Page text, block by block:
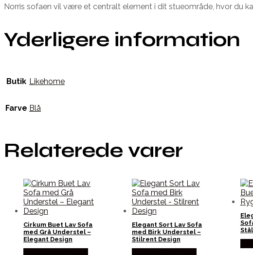
Norris sofaen vil være et centralt element i dit stueområde, hvor du
Yderligere information
Butik Likehome
Farve Blå
Relaterede varer
Cirkum Buet Lav Sofa
med Grå Understel –
Elegant Design
Elegant Sort Lav Sofa
med Birk Understel –
Stilrent Design